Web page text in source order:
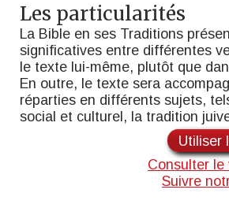
Les particularités
La Bible en ses Traditions
significatives entre différentes
le texte lui-même, plutôt que
En outre, le texte sera
réparties en différents sujets,
social et culturel, la tradition
Utiliser
Consulter
Suivre